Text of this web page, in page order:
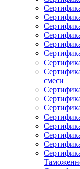
смеси